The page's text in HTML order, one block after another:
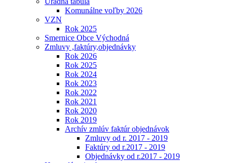
Komunálne voľby 2026
VZN
Rok 2025
Smernice Obce Východná
Zmluvy ,faktúry,objednávky
Rok 2026
Rok 2025
Rok 2024
Rok 2023
Rok 2022
Rok 2021
Rok 2020
Rok 2019
Archív zmlúv faktúr objednávok
Zmluvy od r. 2017 - 2019
Faktúry od r.2017 - 2019
Objednávky od r.2017 - 2019